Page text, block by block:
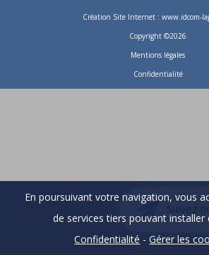
Création Site Internet : www.idcom-
Copyright ©2026
Mentions légales
Confidentialité
En poursuivant votre navigation, vous
de services tiers pouvant installer
Confidentialité -Gérer les